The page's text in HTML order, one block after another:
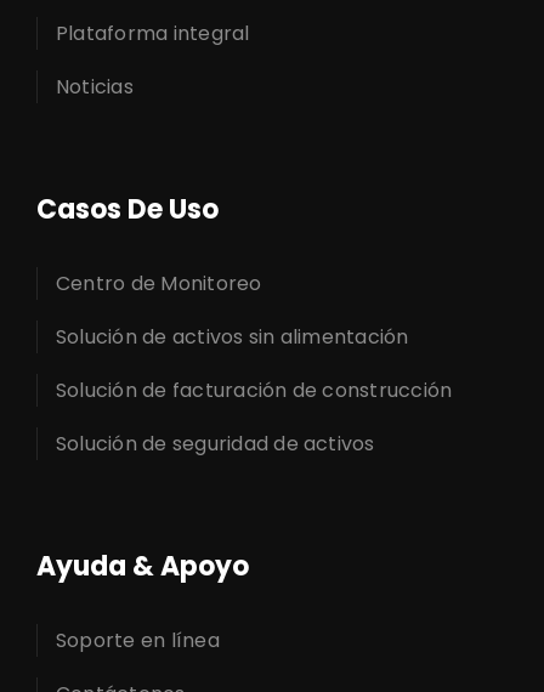
Plataforma integral
Noticias
Casos De Uso
Centro de Monitoreo
Solución de activos sin alimentación
Solución de facturación de construcción
Solución de seguridad de activos
Ayuda & Apoyo
Soporte en línea